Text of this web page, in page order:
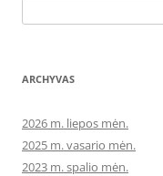
ARCHYVAS
2026 m. liepos mėn.
2025 m. vasario mėn.
2023 m. spalio mėn.